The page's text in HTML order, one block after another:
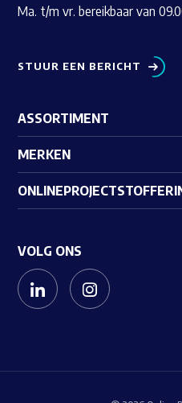
Ma. t/m vr. bereikbaar van
STUUR EEN BERICHT
ASSORTIMENT
MERKEN
VOLG ONS